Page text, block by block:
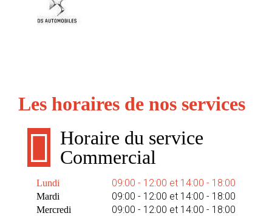
Les horaires de nos services
Horaire du service
Commercial
Lundi 09:00 - 12:00 et 14:00 - 18:00
Mardi 09:00 - 12:00 et 14:00 - 18:00
Mercredi 09:00 - 12:00 et 14:00 - 18:00